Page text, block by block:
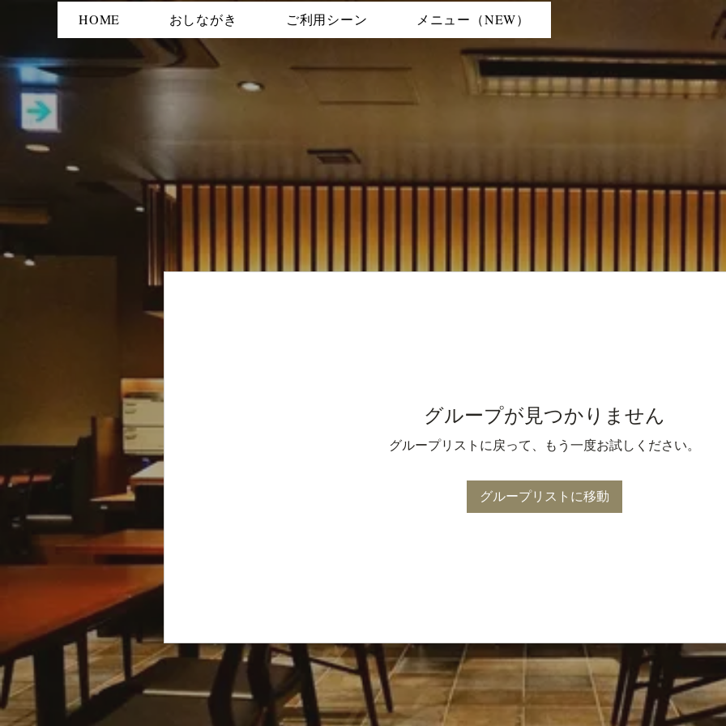
HOME おしながき ご利用シーン メニュー（NEW）
グループが見つかりません
グループリストに戻って、もう一度お試しください。
グループリストに移動